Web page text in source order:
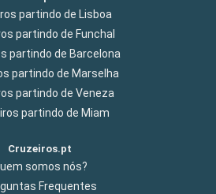
partindo de Lisboa
partindo de Funchal
partindo de Barcelona
partindo de Marselha
partindo de Veneza
partindo de Miam
Cruzeiros.pt
somos nós?
Frequentes